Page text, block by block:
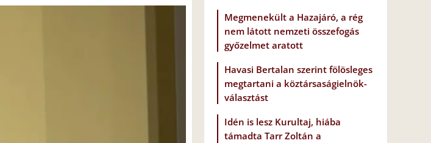
Megmenekült a Hazajáró, a rég
nem látott nemzeti összefogás
győzelmet aratott
Havasi Bertalan szerint fölösleges
megtartani a köztársaságielnök-
választást
Idén is lesz Kurultaj, hiába
támadta Tarr Zoltán a